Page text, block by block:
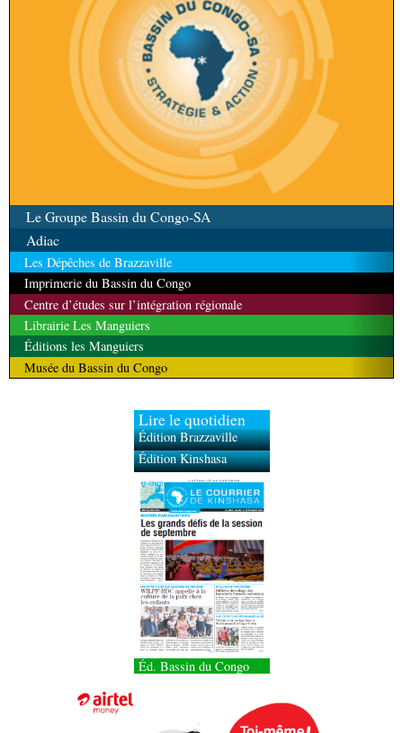
Le Groupe Bassin du Congo-SA
Adiac
Les Dépêches de Brazzaville
Imprimerie du Bassin du Congo
Centre d’études sur l’intégration régionale
Librairie Les Manguiers
Éditions les Manguiers
Musée du Bassin du Congo
Lire le quotidien
Édition Brazzaville
Édition Kinshasa
Éd. Bassin du Congo